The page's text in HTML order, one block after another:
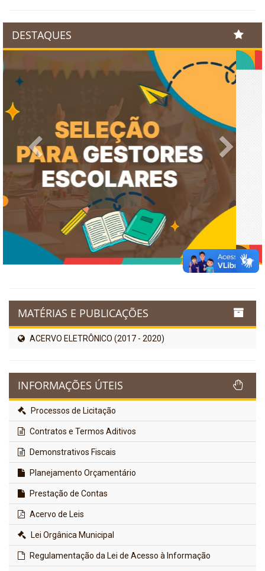
DESTAQUES
Previous
MATÉRIAS E PUBLICAÇÕES
ACERVO ELETRÔNICO (2017 - 2020)
INFORMAÇÕES ÚTEIS
Processos de Licitação
Contratos e Termos Aditivos
Demonstrativos Fiscais
Planejamento Orçamentário
Prestação de Contas
Acervo de Leis
Lei Orgânica Municipal
Regulamentação da Lei de Acesso à Informação